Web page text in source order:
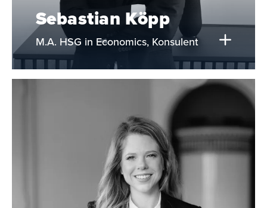
Sebastian Köpp
M.A. HSG in Economics, Konsulent